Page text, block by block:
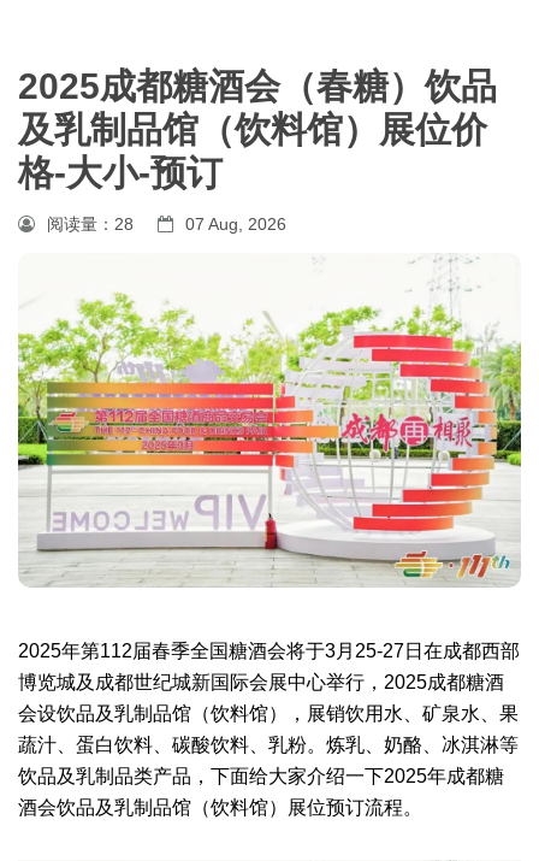
2025成都糖酒会（春糖）饮品
及乳制品馆（饮料馆）展位价
格-大小-预订
阅读量： 28 07 Aug, 2026
2025年第112届春季全国糖酒会将于3月25-27日在成都西部
博览城及成都世纪城新国际会展中心举行， 2025成都糖酒
会设饮品及乳制品馆（饮料馆），展销饮用水、矿泉水、果
蔬汁、蛋白饮料、碳酸饮料、乳粉。炼乳、奶酪、冰淇淋等
饮品及乳制品类产品，下面给大家介绍一下2025年成都糖
酒会饮品及乳制品馆（饮料馆） 展位预订流程。